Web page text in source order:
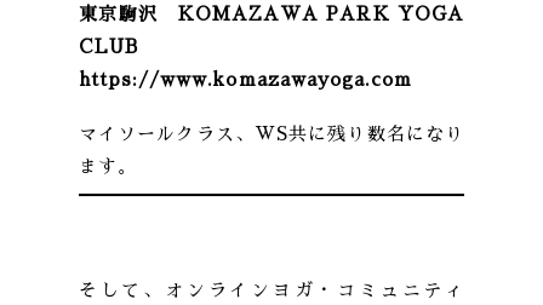
東京駒沢 KOMAZAWA PARK YOGA
CLUB
https://www.komazawayoga.com
マイソールクラス、WS共に残り数名になり
ます。
そして、オンラインヨガ・コミュニティ